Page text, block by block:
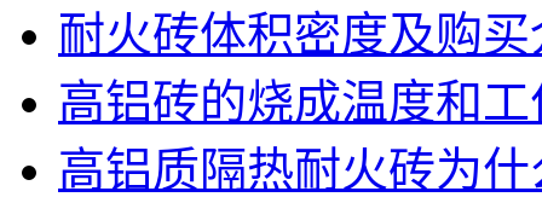
耐火砖体积密度及购买
高铝砖的烧成温度和
高铝质隔热耐火砖为